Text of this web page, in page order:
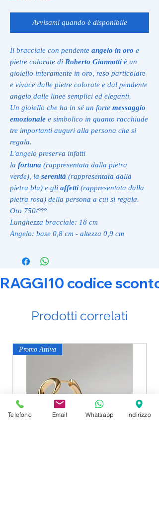
Avvisami quando è disponibile
Il bracciale con pendente angelo in oro e
pietre colorate di Roberto Giannotti è un
gioiello interamente in oro, reso particolare
e vivace dalle pietre colorate e dal pendente
angelo dalle linee semplici ed eleganti.
Un gioiello che ha in sé un forte messaggio
emozionale e simbolico in quanto racchiude
tre importanti auguri alla persona che si
regala.
L'angelo preserva infatti
la fortuna (rappresentata dalla pietra
verde), la serenità (rappresentata dalla
pietra blu) e gli affetti (rappresentata dalla
pietra rosa) della persona a cui si regala.
Oro 750/°°°
Lunghezza bracciale: 18 cm
Angelo: base 0,8 cm - altezza 0,9 cm
RAGGI10 codice
Prodotti correlati
Promo Attiva
Telefono Email Whatsapp Indirizzo